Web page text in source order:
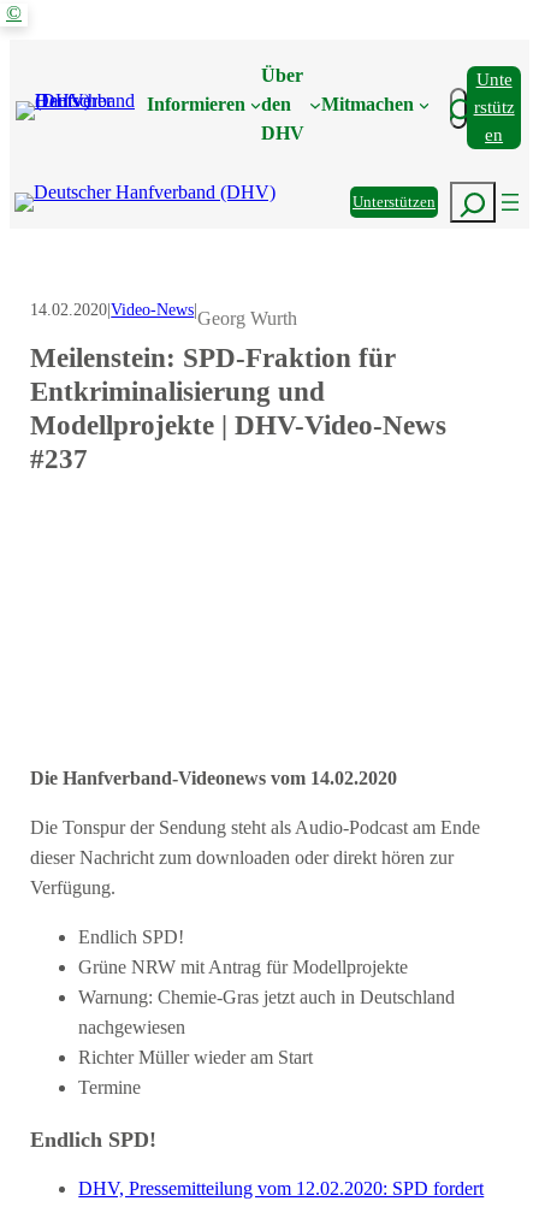
Zum
Informieren
Über
den
DHV
Mitmachen Suchen
Unte
Rstütz
En
UnterstützenSuchen
©
14.02.2020|Video-News|Georg Wurth
Meilenstein: SPD-Fraktion für
Entkriminalisierung und
Modellprojekte | DHV-Video-News
#237
Die Hanfverband-Videonews vom 14.02.2020
Die Tonspur der Sendung steht als Audio-Podcast am Ende
dieser Nachricht zum downloaden oder direkt hören zur
Verfügung.
Endlich SPD!
Grüne NRW mit Antrag für Modellprojekte
Warnung: Chemie-Gras jetzt auch in Deutschland
nachgewiesen
Richter Müller wieder am Start
Termine
Endlich SPD!
DHV, Pressemitteilung vom 12.02.2020: SPD fordert